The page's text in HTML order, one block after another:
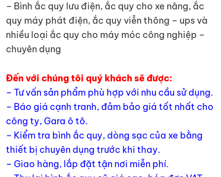
– Bình ắc quy lưu điện, ắc quy cho xe nâng, ắc
quy máy phát điện, ắc quy viễn thông – ups và
nhiều loại ắc quy cho máy móc công nghiệp –
chuyên dụng
Đến với chúng tôi quý khách sẽ được:
– Tư vấn sản phẩm phù hợp với nhu cầu sử dụng.
– Báo giá cạnh tranh, đảm bảo giá tốt nhất cho
công ty, Gara ô tô.
– Kiểm tra bình ắc quy, dòng sạc của xe bằng
thiết bị chuyên dụng trước khi thay.
– Giao hàng, lắp đặt tận nơi miễn phí.